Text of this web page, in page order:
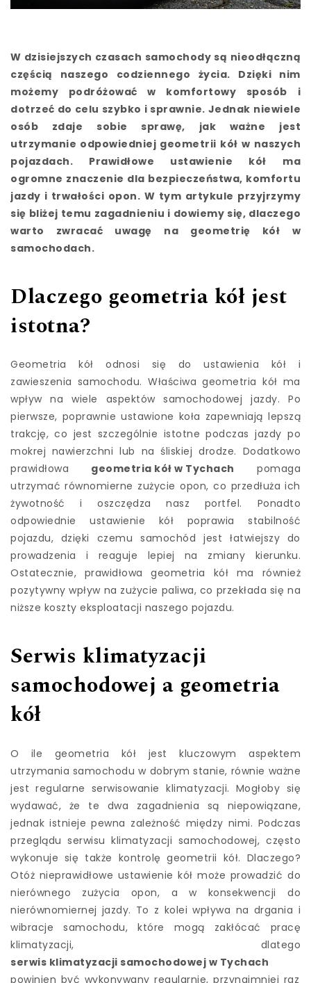
W dzisiejszych czasach samochody są nieodłączną
częścią naszego codziennego życia. Dzięki nim
możemy podróżować w komfortowy sposób i
dotrzeć do celu szybko i sprawnie. Jednak niewiele
osób zdaje sobie sprawę, jak ważne jest
utrzymanie odpowiedniej geometrii kół w naszych
pojazdach. Prawidłowe ustawienie kół ma
ogromne znaczenie dla bezpieczeństwa, komfortu
jazdy i trwałości opon. W tym artykule przyjrzymy
się bliżej temu zagadnieniu i dowiemy się, dlaczego
warto zwracać uwagę na geometrię kół w
samochodach.
Dlaczego geometria kół jest
istotna?
Geometria kół odnosi się do ustawienia kół i
zawieszenia samochodu. Właściwa geometria kół ma
wpływ na wiele aspektów samochodowej jazdy. Po
pierwsze, poprawnie ustawione koła zapewniają lepszą
trakcję, co jest szczególnie istotne podczas jazdy po
mokrej nawierzchni lub na śliskiej drodze. Dodatkowo
prawidłowa geometria kół w Tychach pomaga
utrzymać równomierne zużycie opon, co przedłuża ich
żywotność i oszczędza nasz portfel. Ponadto
odpowiednie ustawienie kół poprawia stabilność
pojazdu, dzięki czemu samochód jest łatwiejszy do
prowadzenia i reaguje lepiej na zmiany kierunku.
Ostatecznie, prawidłowa geometria kół ma również
pozytywny wpływ na zużycie paliwa, co przekłada się na
niższe koszty eksploatacji naszego pojazdu.
Serwis klimatyzacji
samochodowej a geometria
kół
O ile geometria kół jest kluczowym aspektem
utrzymania samochodu w dobrym stanie, równie ważne
jest regularne serwisowanie klimatyzacji. Mogłoby się
wydawać, że te dwa zagadnienia są niepowiązane,
jednak istnieje pewna zależność między nimi. Podczas
przeglądu serwisu klimatyzacji samochodowej, często
wykonuje się także kontrolę geometrii kół. Dlaczego?
Otóż nieprawidłowe ustawienie kół może prowadzić do
nierównego zużycia opon, a w konsekwencji do
nierównomiernej jazdy. To z kolei wpływa na drgania i
wibracje samochodu, które mogą zakłócać pracę
klimatyzacji, dlatego
serwis klimatyzacji samochodowej w Tychach
powinien być wykonywany regularnie, przynajmniej raz